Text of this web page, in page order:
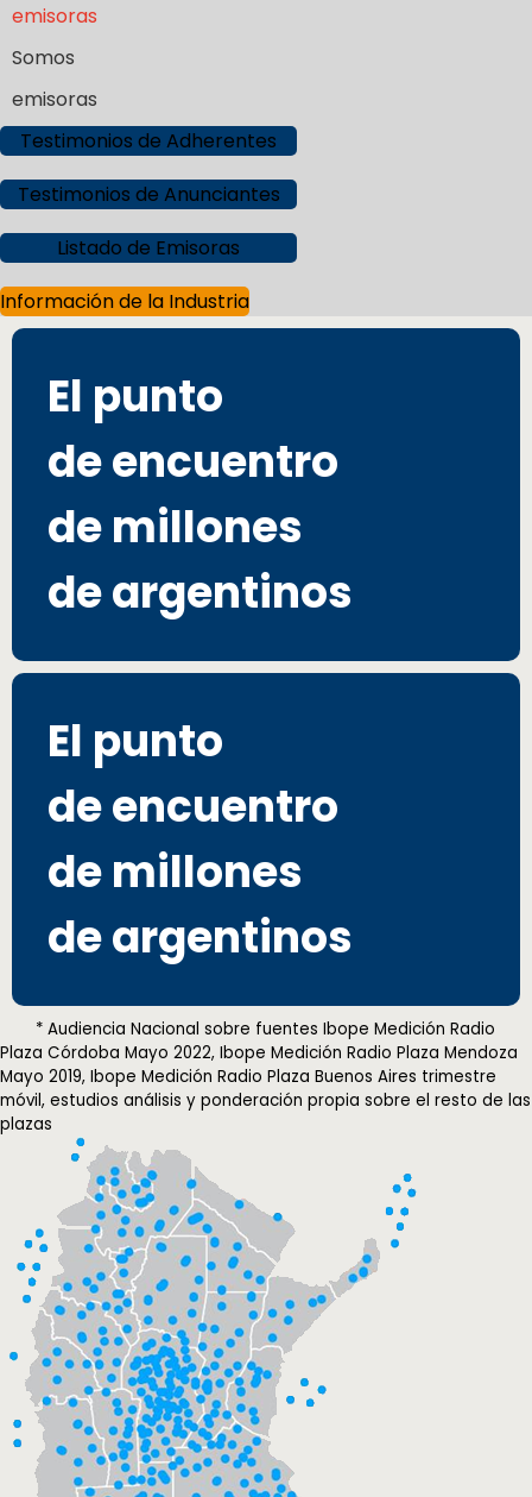
emisoras
Somos
emisoras
Testimonios de Adherentes
Testimonios de Anunciantes
Listado de Emisoras
Información de la Industria
El punto
de encuentro
de millones
de argentinos
El punto
de encuentro
de millones
de argentinos
* Audiencia Nacional sobre fuentes Ibope Medición Radio
Plaza Córdoba Mayo 2022, Ibope Medición Radio Plaza Mendoza
Mayo 2019, Ibope Medición Radio Plaza Buenos Aires trimestre
móvil, estudios análisis y ponderación propia sobre el resto de las
plazas